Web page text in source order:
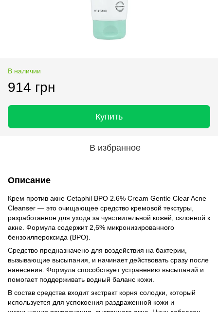
В наличии
914 грн
Купить
В избранное
Описание
Крем против акне Cetaphil BPO 2.6% Cream Gentle Clear Acne
Cleanser — это очищающее средство кремовой текстуры,
разработанное для ухода за чувствительной кожей, склонной к
акне. Формула содержит 2,6% микронизированного
бензоилпероксида (BPO).
Средство предназначено для воздействия на бактерии,
вызывающие высыпания, и начинает действовать сразу после
нанесения. Формула способствует устранению высыпаний и
помогает поддерживать водный баланс кожи.
В состав средства входит экстракт корня солодки, который
используется для успокоения раздраженной кожи и